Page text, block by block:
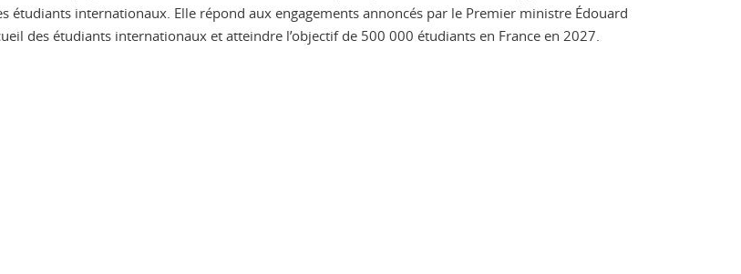
étudiants internationaux. Elle répond aux engagements annoncés par le Premier ministre Édouard
des étudiants internationaux et atteindre l’objectif de 500 000 étudiants en France en 2027.